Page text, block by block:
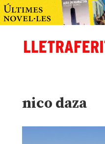
nico daza